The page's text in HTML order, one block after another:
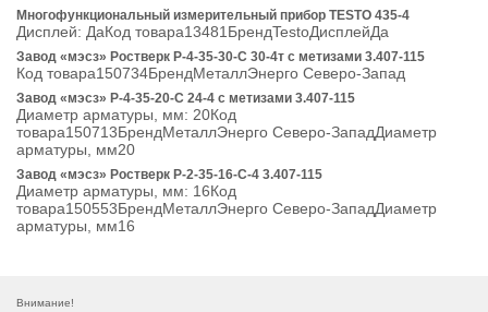
Многофункциональный измерительный прибор TESTO 435-4
Дисплей: ДаКод товара13481БрендTestoДисплейДа
Завод «мэсз» Ростверк Р-4-35-30-С 30-4т с метизами 3.407-115
Код товара150734БрендМеталлЭнерго Северо-Запад
Завод «мэсз» Р-4-35-20-С 24-4 с метизами 3.407-115
Диаметр арматуры, мм: 20Код
товара150713БрендМеталлЭнерго Северо-ЗападДиаметр
арматуры, мм20
Завод «мэсз» Ростверк Р-2-35-16-С-4 3.407-115
Диаметр арматуры, мм: 16Код
товара150553БрендМеталлЭнерго Северо-ЗападДиаметр
арматуры, мм16
Внимание!